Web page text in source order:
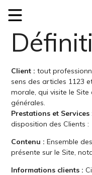
Client : tout
sens des articles 1123
morale, qui visite le
générales.
Prestations et Services
disposition des Clients :
Contenu : Ensemble
présente sur le Site,
Informations clients :